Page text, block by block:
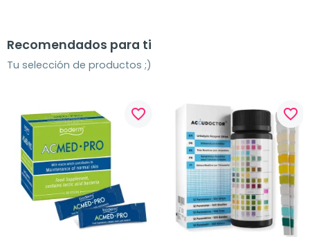
Recomendados para ti
Tu selección de productos ;)
favorite_border favorite_border